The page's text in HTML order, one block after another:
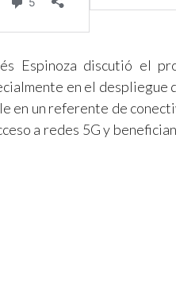
Espinoza discutió el
en el despliegue
en un referente de
a redes 5G y